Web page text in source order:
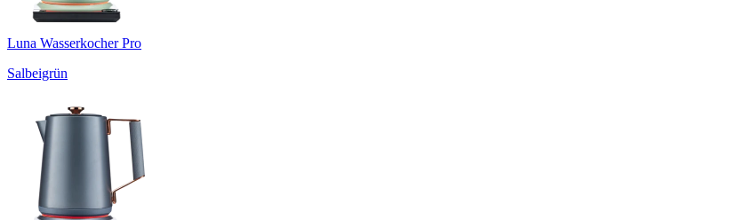
Luna Wasserkocher Pro
Salbeigrün